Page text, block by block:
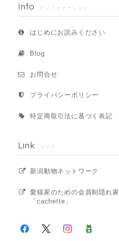
Info インフォメーション
はじめにお読みください
Blog
お問合せ
プライバシーポリシー
特定商取引法に基づく表記
Link リンク
新潟動物ネットワーク
愛猫家のための会員制隠れ家
「cachette」